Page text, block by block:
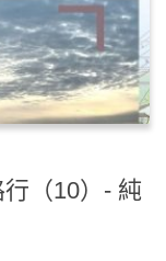
（10）- 純